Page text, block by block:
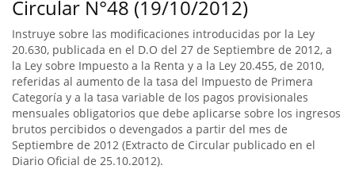
Circular N°48 (19/10/2012)
Instruye sobre las modificaciones introducidas por la Ley
20.630, publicada en el D.O del 27 de Septiembre de 2012, a
la Ley sobre Impuesto a la Renta y a la Ley 20.455, de 2010,
referidas al aumento de la tasa del Impuesto de Primera
Categoría y a la tasa variable de los pagos provisionales
mensuales obligatorios que debe aplicarse sobre los ingresos
brutos percibidos o devengados a partir del mes de
Septiembre de 2012 (Extracto de Circular publicado en el
Diario Oficial de 25.10.2012).